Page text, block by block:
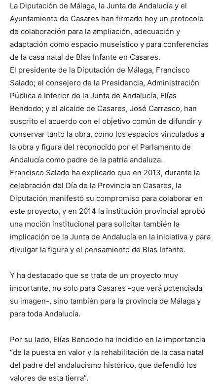
La Diputación de Málaga, la Junta de Andalucía y el
Ayuntamiento de Casares han firmado hoy un protocolo
de colaboración para la ampliación, adecuación y
adaptación como espacio museístico y para conferencias
de la casa natal de Blas Infante en Casares.
El presidente de la Diputación de Málaga, Francisco
Salado; el consejero de la Presidencia, Administración
Pública e Interior de la Junta de Andalucía, Elías
Bendodo; y el alcalde de Casares, José Carrasco, han
suscrito el acuerdo con el objetivo común de difundir y
conservar tanto la obra, como los espacios vinculados a
la obra y figura del reconocido por el Parlamento de
Andalucía como padre de la patria andaluza.
Francisco Salado ha explicado que en 2013, durante la
celebración del Día de la Provincia en Casares, la
Diputación manifestó su compromiso para colaborar en
este proyecto, y en 2014 la institución provincial aprobó
una moción institucional para solicitar también la
implicación de la Junta de Andalucía en la iniciativa y para
divulgar la figura y el pensamiento de Blas Infante.
Y ha destacado que se trata de un proyecto muy
importante, no solo para Casares -que verá potenciada
su imagen-, sino también para la provincia de Málaga y
para toda Andalucía.
Por su lado, Elías Bendodo ha incidido en la importancia
“de la puesta en valor y la rehabilitación de la casa natal
del padre del andalucismo histórico, que defendió los
valores de esta tierra”.